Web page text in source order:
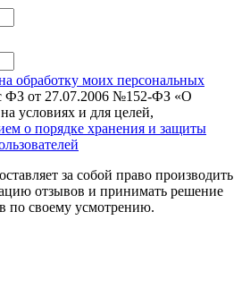
обработку моих персональных
ФЗ от 27.07.2006 №152-ФЗ «О
условиях и для целей,
о порядке хранения и защиты
за собой право производить
отзывов и принимать решение
по своему усмотрению.